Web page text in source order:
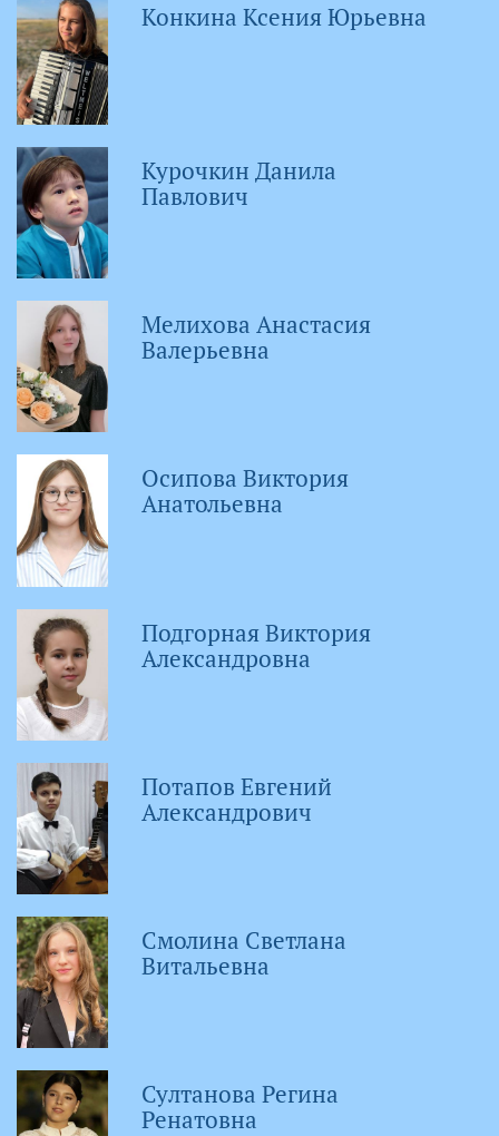
Конкина Ксения Юрьевна
Курочкин Данила
Павлович
Мелихова Анастасия
Валерьевна
Осипова Виктория
Анатольевна
Подгорная Виктория
Александровна
Потапов Евгений
Александрович
Смолина Светлана
Витальевна
Султанова Регина
Ренатовна